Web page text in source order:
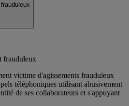
frauduleux
victime d'agissements frauduleux
téléphoniques utilisant abusivement
de ses collaborateurs et s'appuyant